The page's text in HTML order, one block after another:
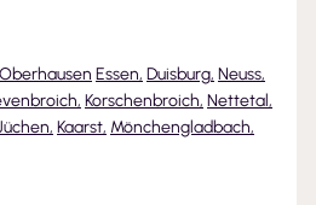
Oberhausen Essen, Duisburg, Neuss,
, Korschenbroich, Nettetal,
, Kaarst, Mönchengladbach,